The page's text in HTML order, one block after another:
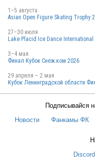
CZE
1–5 августа
Asian Open Figure Skating Trophy
27–30 июля
Lake Placid Ice Dance International
3–4 мая
Финал Кубок Снеж.ком 2026
29 апреля – 2 мая
Кубок Ленинградской области
Подписывайся
Новости
Фанкамы ФК